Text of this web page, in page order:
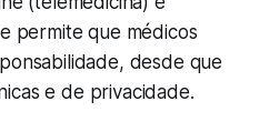
permite que médicos
desde que
e de privacidade.